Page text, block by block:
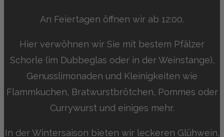
An Feiertagen öffnen wir ab 12:00.
Hier verwöhnen wir Sie mit bestem Pfälzer
Schorle (im Dubbeglas oder in der Weinstange),
Genusslimonaden und Kleinigkeiten wie
Flammkuchen, Bratwurstbrötchen, Pommes oder
Currywurst und einiges mehr.
In der Wintersaison bieten wir leckeren Glühwein,